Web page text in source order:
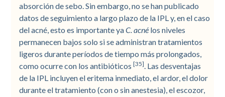
absorción de sebo. Sin embargo, no se han publicado
datos de seguimiento a largo plazo de la IPL y, en el caso
del acné, esto es importante yaC. acné los niveles
permanecen bajos solo si se administran tratamientos
ligeros durante períodos de tiempo más prolongados,
como ocurre con los antibióticos[35] . Las desventajas
de la IPL incluyen el eritema inmediato, el ardor, el dolor
durante el tratamiento (con o sin anestesia), el escozor,